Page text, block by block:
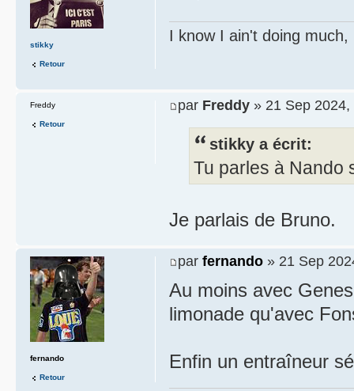
I know I ain't doing
stikky
Retour
par Freddy » 21 Sep 2024,
stikky a écrit:
Tu parles à Nando
Je parlais de Bruno.
Freddy
Retour
par fernando » 21 Sep
Au moins avec
limonade qu'avec
Enfin un entraîneur
fernando
Retour